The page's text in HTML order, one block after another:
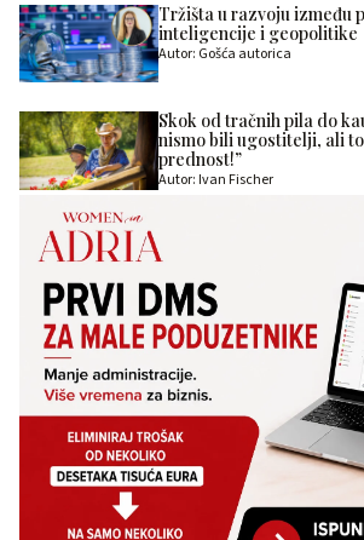
Tržišta u razvoju između
inteligencije i geopolitike
Autor: Gošća autorica
Skok od tračnih pila do
nismo bili ugostitelji, ali
prednost!”
Autor: Ivan Fischer